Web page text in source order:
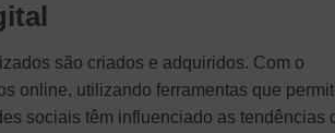
são criados e adquiridos. Com o
online, utilizando ferramentas que
sociais têm influenciado as tendências